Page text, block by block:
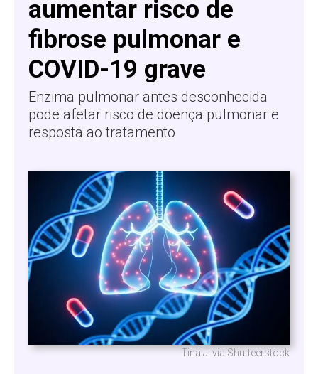
aumentar risco de
fibrose pulmonar e
COVID-19 grave
Enzima pulmonar antes desconhecida
pode afetar risco de doença pulmonar e
resposta ao tratamento
Tina Ji via Shutteerstock